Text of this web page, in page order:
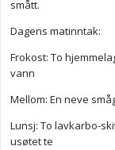
smått.
Dagens matinntak:
Frokost: To
vann
Mellom: En neve
Lunsj: To lavkarbo-
usøtet te